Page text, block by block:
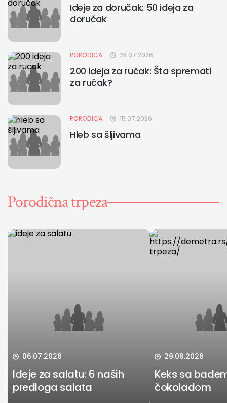
Ideje za doručak: 50 ideja za
doručak
PORODICA 28.07.2026
200 ideja za ručak: Šta spremati
za ručak?
PORODICA 15.07.2026
Hleb sa šljivama
Porodična trpeza
06.07.2026
Ideje za salatu: 6 naših
predloga salata
29.06.2026
Keks sa
čokoladom